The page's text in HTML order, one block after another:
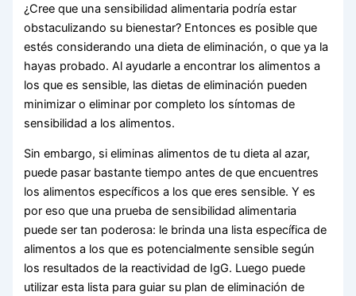
¿Cree que una sensibilidad alimentaria podría estar
obstaculizando su bienestar? Entonces es posible que
estés considerando una dieta de eliminación, o que ya la
hayas probado. Al ayudarle a encontrar los alimentos a
los que es sensible, las dietas de eliminación pueden
minimizar o eliminar por completo los síntomas de
sensibilidad a los alimentos.
Sin embargo, si eliminas alimentos de tu dieta al azar,
puede pasar bastante tiempo antes de que encuentres
los alimentos específicos a los que eres sensible. Y es
por eso que una prueba de sensibilidad alimentaria
puede ser tan poderosa: le brinda una lista específica de
alimentos a los que es potencialmente sensible según
los resultados de la reactividad de IgG. Luego puede
utilizar esta lista para guiar su plan de eliminación de